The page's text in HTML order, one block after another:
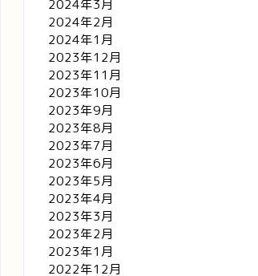
2024年3月
2024年2月
2024年1月
2023年12月
2023年11月
2023年10月
2023年9月
2023年8月
2023年7月
2023年6月
2023年5月
2023年4月
2023年3月
2023年2月
2023年1月
2022年12月